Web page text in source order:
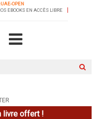
OPEN
EBOOKS EN ACCÈS LIBRE
livre offert !